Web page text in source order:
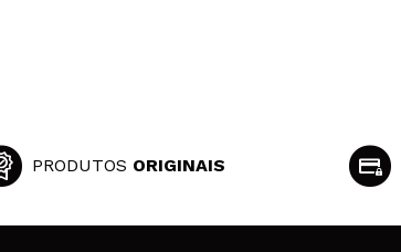
PRODUTOS ORIGINAIS